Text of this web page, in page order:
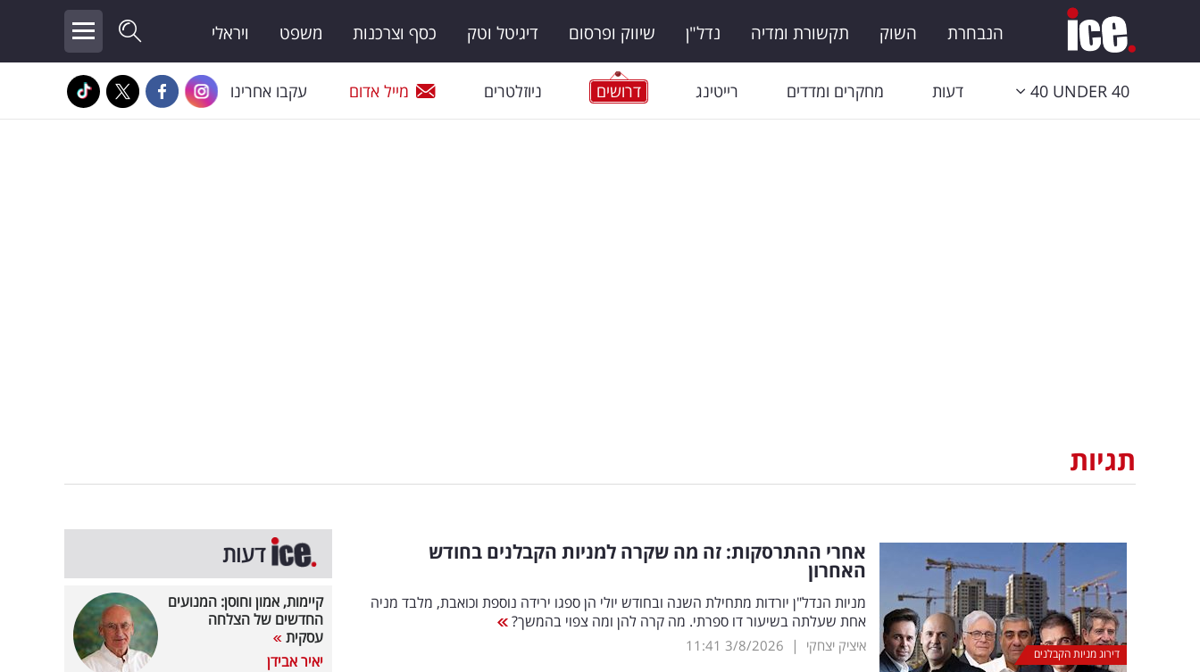
הנבחרת השוק תקשורת ומדיה נדל"ן שיווק ופרסום דיגיטל וטק כסף וצרכנות משפט ויראלי
40 UNDER 40 דעות מחקרים ומדדים רייטינג דרושים ניוזלטרים מייל אדום עקבו אחרינו
תגיות
דירוג מניות הקבלנים
אחרי ההתרסקות: זה מה שקרה למניות הקבלנים בחודש
האחרון
מניות הנדל"ן יורדות מתחילת השנה ובחודש יולי הן ספגו ירידה נוספת וכואבת, מלבד מניה
אחת שעלתה בשיעור דו ספרתי. מה קרה להן ומה צפוי בהמשך?
איציק יצחקי |
3/8/2026
11:41
דעות
קיימות, אמון וחוסן: המנועים
החדשים של הצלחה
עסקית
יאיר אבידן